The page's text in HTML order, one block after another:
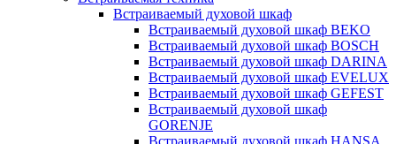
Встраиваемый духовой шкаф
Встраиваемый духовой шкаф BEKO
Встраиваемый духовой шкаф BOSCH
Встраиваемый духовой шкаф DARINA
Встраиваемый духовой шкаф EVELUX
Встраиваемый духовой шкаф GEFEST
Встраиваемый духовой шкаф
GORENJE
Встраиваемый духовой шкаф HANSA